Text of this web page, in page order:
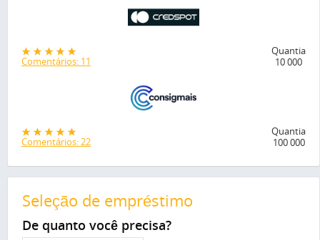
Comentários: 11
Quantia
10 000
Comentários: 22
Quantia
100 000
Seleção de empréstimo
De quanto você precisa?